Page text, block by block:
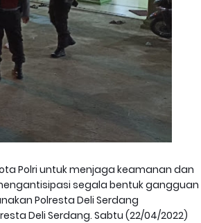
Polri untuk menjaga keamanan dan
segala bentuk gangguan
Polresta Deli Serdang
Deli Serdang. Sabtu (22/04/2022)